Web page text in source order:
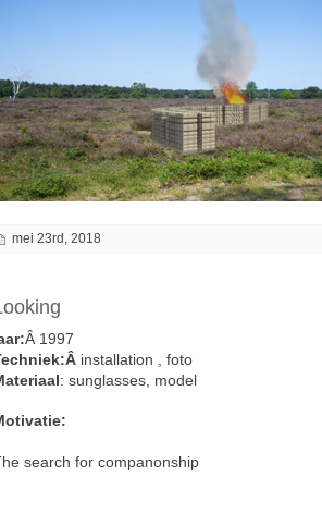
mei 23rd, 2018
Â 1997
installation , foto
: sunglasses, model
search for companonship